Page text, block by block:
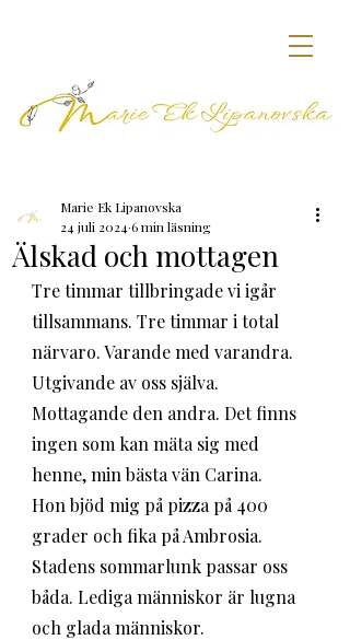
Älskad och mottagen
Marie Ek Lipanovska
24 juli 2024 6 min läsning
Tre timmar tillbringade vi igår
tillsammans. Tre timmar i total
närvaro. Varande med varandra.
Utgivande av oss själva.
Mottagande den andra. Det finns
ingen som kan mäta sig med
henne, min bästa vän Carina.
Hon bjöd mig på pizza på 400
grader och fika på Ambrosia.
Stadens sommarlunk passar oss
båda. Lediga människor är lugna
och glada människor.